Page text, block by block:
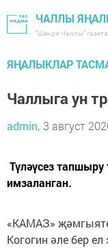
ЧАЛЛЫ
"Шәһри Чаллы"
ЯҢАЛЫКЛАР
Чаллыга ун
admin, 3 август
Түләүсез
имзаланган.
«КАМАЗ»
Когогин әле бер